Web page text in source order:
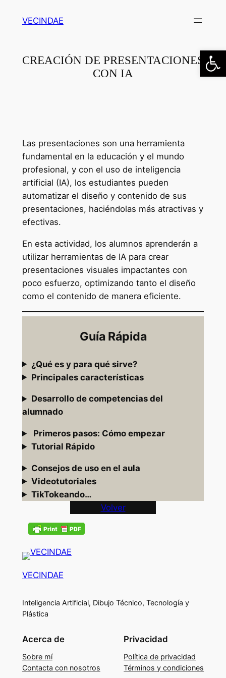
VECINDAE
CREACIÓN DE PRESENTACIONES
CON IA
Las presentaciones son una herramienta
fundamental en la educación y el mundo
profesional, y con el uso de inteligencia
artificial (IA), los estudiantes pueden
automatizar el diseño y contenido de sus
presentaciones, haciéndolas más atractivas y
efectivas.
En esta actividad, los alumnos aprenderán a
utilizar herramientas de IA para crear
presentaciones visuales impactantes con
poco esfuerzo, optimizando tanto el diseño
como el contenido de manera eficiente.
Guía Rápida
¿Qué es y para qué sirve?
Principales características
Desarrollo de competencias del
alumnado
Primeros pasos: Cómo empezar
Tutorial Rápido
Consejos de uso en el aula
Videotutoriales
TikTokeando…
Volver
VECINDAE
Inteligencia Artificial, Dibujo Técnico, Tecnología y
Plástica
Acerca de
Sobre mí
Contacta con nosotros
Privacidad
Política de privacidad
Términos y condiciones
Abrir